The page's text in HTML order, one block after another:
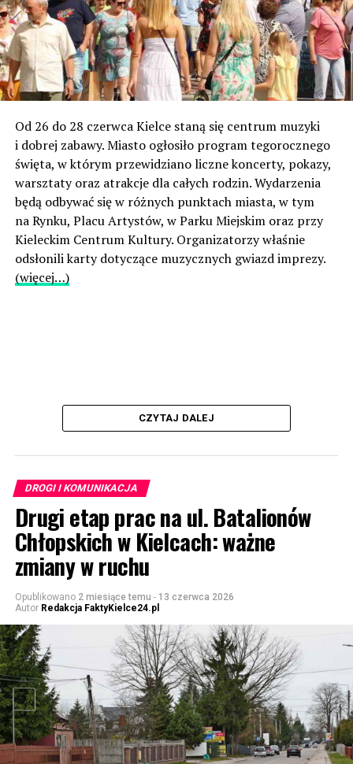
Od 26 do 28 czerwca Kielce staną się centrum muzyki
i dobrej zabawy. Miasto ogłosiło program tegorocznego
święta, w którym przewidziano liczne koncerty, pokazy,
warsztaty oraz atrakcje dla całych rodzin. Wydarzenia
będą odbywać się w różnych punktach miasta, w tym
na Rynku, Placu Artystów, w Parku Miejskim oraz przy
Kieleckim Centrum Kultury. Organizatorzy właśnie
odsłonili karty dotyczące muzycznych gwiazd imprezy.
(więcej…)
CZYTAJ DALEJ
DROGI I KOMUNIKACJA
Drugi etap prac na ul. Batalionów
Chłopskich w Kielcach: ważne
zmiany w ruchu
Opublikowano 2 miesiące temu - 13 czerwca 2026
Autor Redakcja FaktyKielce24.pl